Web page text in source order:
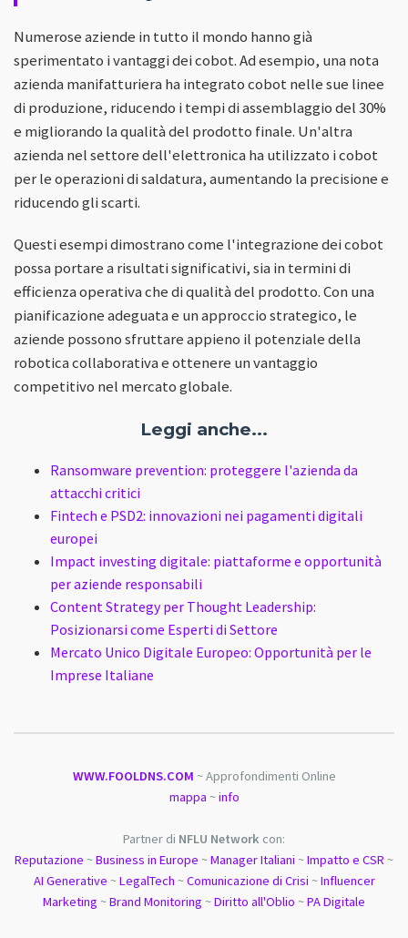
Numerose aziende in tutto il mondo hanno già
sperimentato i vantaggi dei cobot. Ad esempio, una nota
azienda manifatturiera ha integrato cobot nelle sue linee
di produzione, riducendo i tempi di assemblaggio del 30%
e migliorando la qualità del prodotto finale. Un'altra
azienda nel settore dell'elettronica ha utilizzato i cobot
per le operazioni di saldatura, aumentando la precisione e
riducendo gli scarti.
Questi esempi dimostrano come l'integrazione dei cobot
possa portare a risultati significativi, sia in termini di
efficienza operativa che di qualità del prodotto. Con una
pianificazione adeguata e un approccio strategico, le
aziende possono sfruttare appieno il potenziale della
robotica collaborativa e ottenere un vantaggio
competitivo nel mercato globale.
Leggi anche...
Ransomware prevention: proteggere l'azienda da
attacchi critici
Fintech e PSD2: innovazioni nei pagamenti digitali
europei
Impact investing digitale: piattaforme e opportunità
per aziende responsabili
Content Strategy per Thought Leadership:
Posizionarsi come Esperti di Settore
Mercato Unico Digitale Europeo: Opportunità per le
Imprese Italiane
WWW.FOOLDNS.COM ~ Approfondimenti Online
mappa ~info
Partner di NFLU Network con:
Reputazione ~Business in Europe ~Manager Italiani ~Impatto e CSR ~
AI Generative ~LegalTech ~Comunicazione di Crisi ~Influencer
Marketing ~Brand Monitoring ~Diritto all'Oblio ~PA Digitale